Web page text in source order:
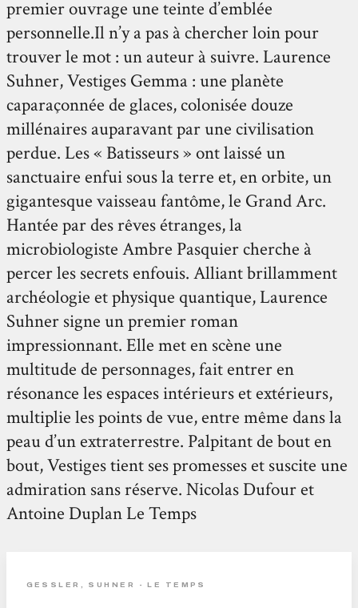
premier ouvrage une teinte d’emblée
personnelle.Il n’y a pas à chercher loin pour
trouver le mot : un auteur à suivre. Laurence
Suhner, Vestiges Gemma : une planète
caparaçonnée de glaces, colonisée douze
millénaires auparavant par une civilisation
perdue. Les « Batisseurs » ont laissé un
sanctuaire enfui sous la terre et, en orbite, un
gigantesque vaisseau fantôme, le Grand Arc.
Hantée par des rêves étranges, la
microbiologiste Ambre Pasquier cherche à
percer les secrets enfouis. Alliant brillamment
archéologie et physique quantique, Laurence
Suhner signe un premier roman
impressionnant. Elle met en scène une
multitude de personnages, fait entrer en
résonance les espaces intérieurs et extérieurs,
multiplie les points de vue, entre même dans la
peau d’un extraterrestre. Palpitant de bout en
bout, Vestiges tient ses promesses et suscite une
admiration sans réserve. Nicolas Dufour et
Antoine Duplan Le Temps
GESSLER, SUHNER - LE TEMPS